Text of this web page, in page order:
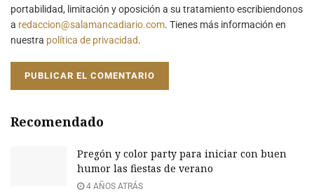
portabilidad, limitación y oposición a su tratamiento escribiendonos
a redaccion@salamancadiario.com. Tienes más información en
nuestra política de privacidad.
Recomendado
Pregón y color party para iniciar con buen
humor las fiestas de verano
4 AÑOS ATRÁS